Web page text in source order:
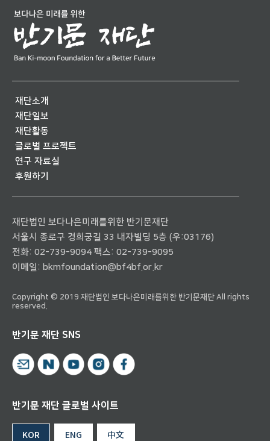
재단소개
재단일보
재단활동
글로벌 프로젝트
연구 자료실
후원하기
재단법인 보다나은미래를위한 반기문재단
서울시 종로구 경희궁길 33 내자빌딩 5층 (우:03176)
전화: 02-739-9094 팩스: 02-739-9095
이메일: bkmfoundation@bf4bf.or.kr
Copyright © 2019 재단법인 보다나은미래를위한 반기문재단 All rights
reserved.
반기문 재단 SNS
반기문 재단 글로벌 사이트
KOR ENG 中文